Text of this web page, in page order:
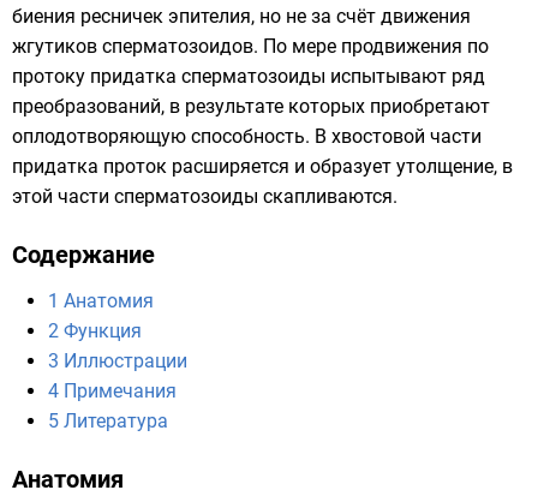
биения ресничек эпителия, но не за счёт движения
жгутиков сперматозоидов. По мере продвижения по
протоку придатка сперматозоиды испытывают ряд
преобразований, в результате которых приобретают
оплодотворяющую способность. В хвостовой части
придатка проток расширяется и образует утолщение, в
этой части сперматозоиды скапливаются.
Содержание
1 Анатомия
2 Функция
3 Иллюстрации
4 Примечания
5 Литература
Анатомия